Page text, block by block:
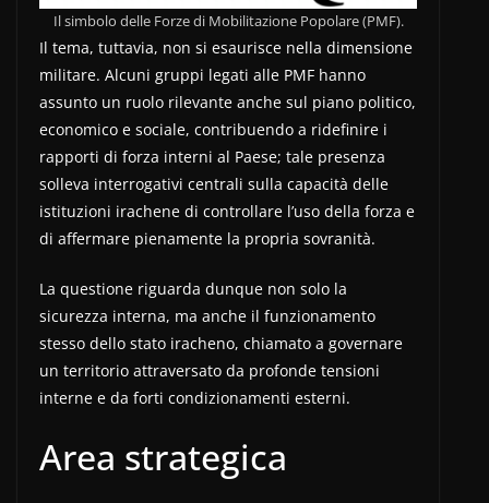
Il simbolo delle Forze di Mobilitazione Popolare (PMF).
Il tema, tuttavia, non si esaurisce nella dimensione
militare. Alcuni gruppi legati alle PMF hanno
assunto un ruolo rilevante anche sul piano politico,
economico e sociale, contribuendo a ridefinire i
rapporti di forza interni al Paese; tale presenza
solleva interrogativi centrali sulla capacità delle
istituzioni irachene di controllare l’uso della forza e
di affermare pienamente la propria sovranità.
La questione riguarda dunque non solo la
sicurezza interna, ma anche il funzionamento
stesso dello stato iracheno, chiamato a governare
un territorio attraversato da profonde tensioni
interne e da forti condizionamenti esterni.
Area strategica